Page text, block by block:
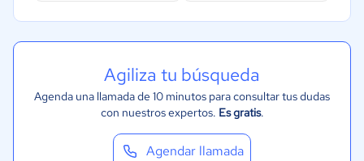
Recursos Humanos
Gastronomía
Aeroespacial y defensa
Agiliza tu búsqueda
Agenda una llamada de 10 minutos para consultar tus dudas
con nuestros expertos. Es gratis.
Agendar llamada